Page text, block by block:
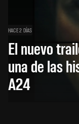
HACE 2 DÍAS
El nuevo
una de las
A24